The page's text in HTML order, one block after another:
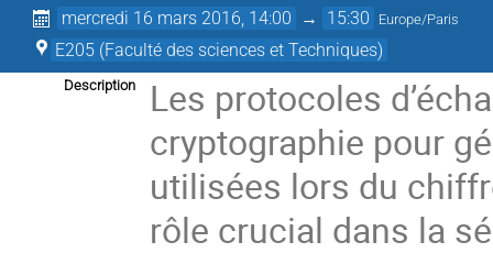
mercredi 16 mars 2016, 14:00 → 15:30 Europe/Paris
E205 (Faculté des sciences et Techniques)
Description
Les protocoles
cryptographie pour
utilisées lors du
rôle crucial dans la